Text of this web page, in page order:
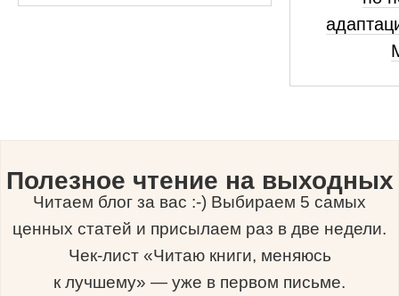
Полезное чтение на выходных
Читаем блог за вас :-) Выбираем 5 самых
ценных статей и присылаем раз в две недели.
Чек-лист «Читаю книги, меняюсь
к лучшему» — уже в первом письме.